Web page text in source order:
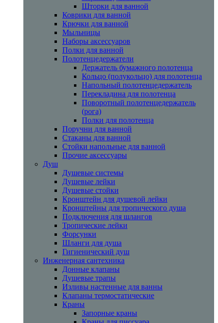
Шторки для ванной
Коврики для ванной
Крючки для ванной
Мыльницы
Наборы аксессуаров
Полки для ванной
Полотенцедержатели
Держатель бумажного полотенца
Кольцо (полукольцо) для полотенца
Напольный полотенцедержатель
Перекладина для полотенца
Поворотный полотенцедержатель
(рога)
Полки для полотенца
Поручни для ванной
Стаканы для ванной
Стойки напольные для ванной
Прочие аксессуары
Душ
Душевые системы
Душевые лейки
Душевые стойки
Кронштейн для душевой лейки
Кронштейны для тропического душа
Подключения для шлангов
Тропические лейки
Форсунки
Шланги для душа
Гигиенический душ
Инженерная сантехника
Донные клапаны
Душевые трапы
Изливы настенные для ванны
Клапаны термостатические
Краны
Запорные краны